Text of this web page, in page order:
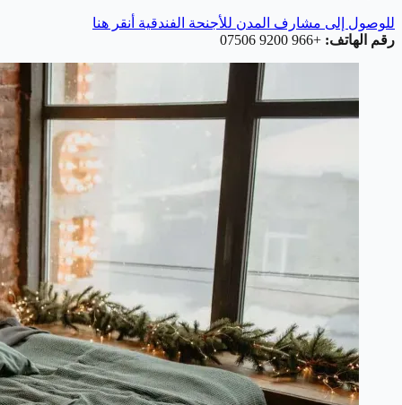
للوصول إلى مشارف المدن للأجنحة الفندقية أنقر هنا
رقم الهاتف: +966 9200 07506